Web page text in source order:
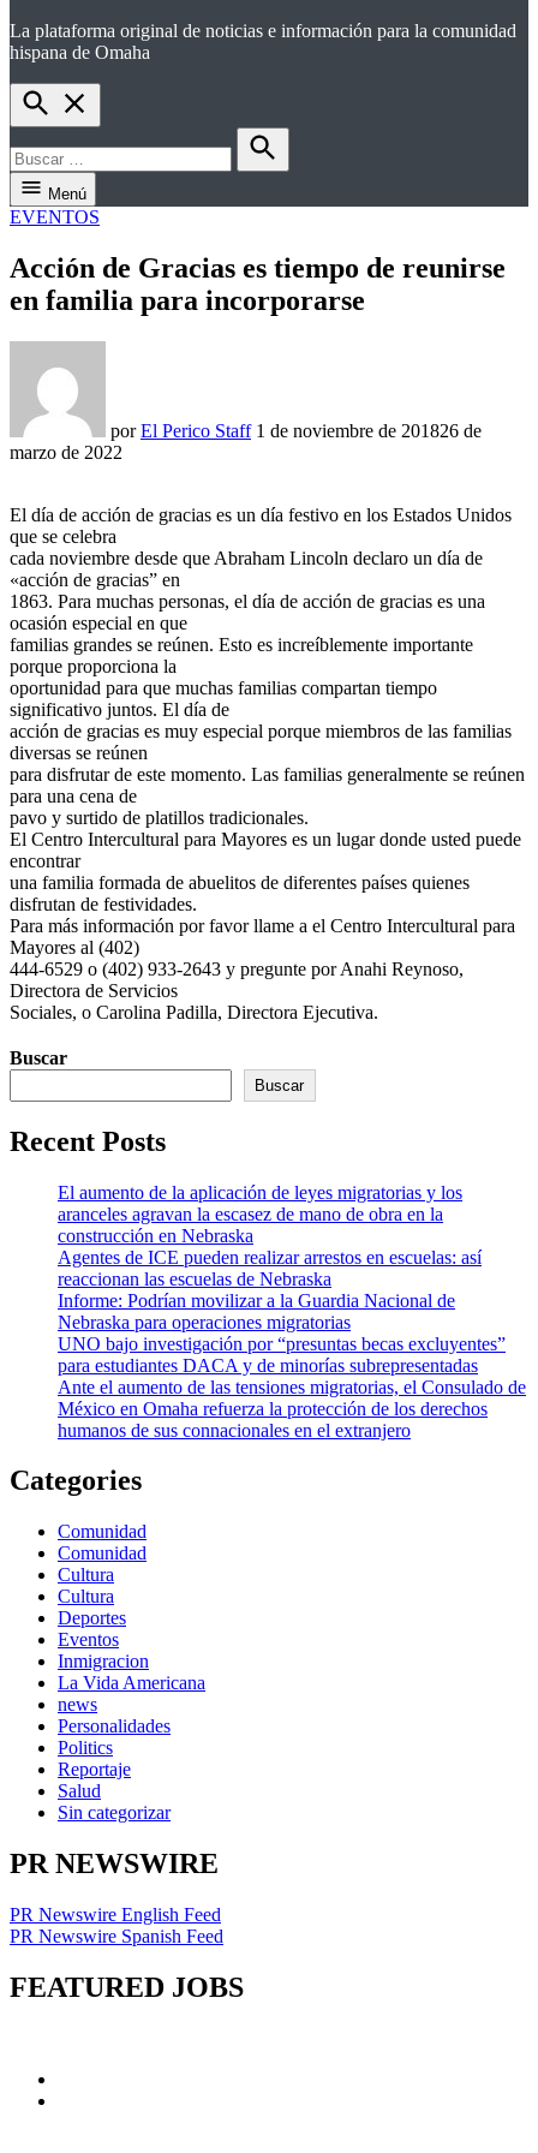
el perico
La plataforma original de noticias e información para la comunidad
hispana de Omaha
Open
Search
Buscar
Menú
PUBLICADO
EVENTOS
Acción de Gracias es tiempo de reunirse
en familia para incorporarse
por El Perico Staff 1 de noviembre de 201826 de
marzo de 2022
El día de acción de gracias es un día festivo en los Estados Unidos
que se celebra
cada noviembre desde que Abraham Lincoln declaro un día de
«acción de gracias” en
1863. Para muchas personas, el día de acción de gracias es una
ocasión especial en que
familias grandes se reúnen. Esto es increíblemente importante
porque proporciona la
oportunidad para que muchas familias compartan tiempo
significativo juntos. El día de
acción de gracias es muy especial porque miembros de las familias
diversas se reúnen
para disfrutar de este momento. Las familias generalmente se reúnen
para una cena de
pavo y surtido de platillos tradicionales.
El Centro Intercultural para Mayores es un lugar donde usted puede
encontrar
una familia formada de abuelitos de diferentes países quienes
disfrutan de festividades.
Para más información por favor llame a el Centro Intercultural para
Mayores al (402)
444-6529 o (402) 933-2643 y pregunte por Anahi Reynoso,
Directora de Servicios
Sociales, o Carolina Padilla, Directora Ejecutiva.
Buscar
Buscar
Recent Posts
El aumento de la aplicación de leyes migratorias y los
aranceles agravan la escasez de mano de obra en la
construcción en Nebraska
Agentes de ICE pueden realizar arrestos en escuelas: así
reaccionan las escuelas de Nebraska
Informe: Podrían movilizar a la Guardia Nacional de
Nebraska para operaciones migratorias
UNO bajo investigación por “presuntas becas excluyentes”
para estudiantes DACA y de minorías subrepresentadas
Ante el aumento de las tensiones migratorias, el Consulado de
México en Omaha refuerza la protección de los derechos
humanos de sus connacionales en el extranjero
Categories
Comunidad
Comunidad
Cultura
Cultura
Deportes
Eventos
Inmigracion
La Vida Americana
news
Personalidades
Politics
Reportaje
Salud
Sin categorizar
PR NEWSWIRE
PR Newswire English Feed
PR Newswire Spanish Feed
FEATURED JOBS